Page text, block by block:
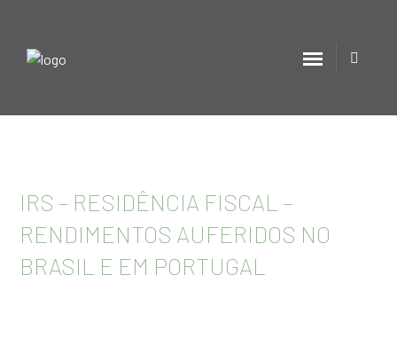
IRS – RESIDÊNCIA FISCAL –
RENDIMENTOS AUFERIDOS NO
BRASIL E EM PORTUGAL